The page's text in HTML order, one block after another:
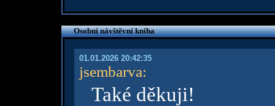
Osobní návštěvní kniha
01.01.2026 20:42:35
jsembarva:
Také děkuji!